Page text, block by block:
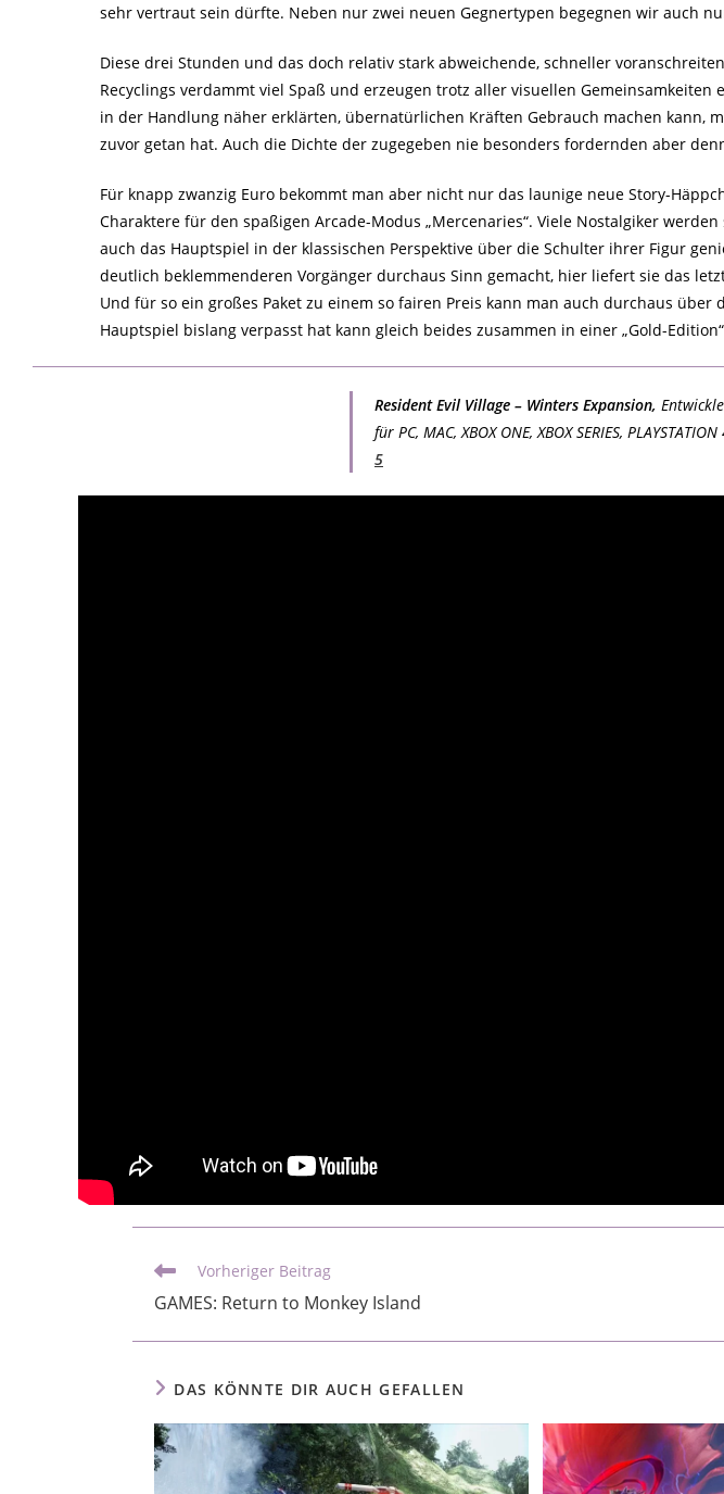
sehr vertraut sein dürfte. Neben nur zwei neuen Gegnertypen begegnen wir auch
Diese drei Stunden und das doch relativ stark abweichende, schneller
Recyclings verdammt viel Spaß und erzeugen trotz aller visuellen
in der Handlung näher erklärten, übernatürlichen Kräften Gebrauch machen kann,
zuvor getan hat. Auch die Dichte der zugegeben nie besonders fordernden aber
Für knapp zwanzig Euro bekommt man aber nicht nur das launige neue Story-
Charaktere für den spaßigen Arcade-Modus „Mercenaries“. Viele Nostalgiker
auch das Hauptspiel in der klassischen Perspektive über die Schulter ihrer Figur
deutlich beklemmenderen Vorgänger durchaus Sinn gemacht, hier liefert sie das
Und für so ein großes Paket zu einem so fairen Preis kann man auch durchaus
Hauptspiel bislang verpasst hat kann gleich beides zusammen in einer „Gold-
Resident Evil Village – Winters Expansion,
für PC, MAC, XBOX ONE, XBOX SERIES,
5
Vorheriger Beitrag
GAMES: Return to Monkey Island
DAS KÖNNTE DIR AUCH GEFALLEN